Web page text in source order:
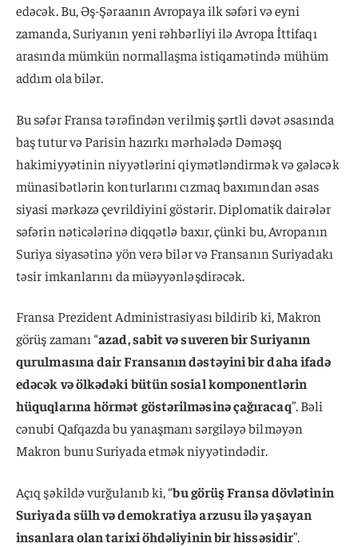
edəcək. Bu, Əş-Şəraanın Avropaya ilk səfəri və eyni
zamanda, Suriyanın yeni rəhbərliyi ilə Avropa İttifaqı
arasında mümkün normallaşma istiqamətində mühüm
addım ola bilər.
Bu səfər Fransa tərəfindən verilmiş şərtli dəvət əsasında
baş tutur və Parisin hazırkı mərhələdə Dəməşq
hakimiyyətinin niyyətlərini qiymətləndirmək və gələcək
münasibətlərin konturlarını cızmaq baxımından əsas
siyasi mərkəzə çevrildiyini göstərir. Diplomatik dairələr
səfərin nəticələrinə diqqətlə baxır, çünki bu, Avropanın
Suriya siyasətinə yön verə bilər və Fransanın Suriyadakı
təsir imkanlarını da müəyyənləşdirəcək.
Fransa Prezident Administrasiyası bildirib ki, Makron
görüş zamanı “azad, sabit və suveren bir Suriyanın
qurulmasına dair Fransanın dəstəyini bir daha ifadə
edəcək və ölkədəki bütün sosial komponentlərin
hüquqlarına hörmət göstərilməsinə çağıracaq”. Bəli
cənubi Qafqazda bu yanaşmanı sərgiləyə bilməyən
Makron bunu Suriyada etmək niyyətindədir.
Açıq şəkildə vurğulanıb ki, “bu görüş Fransa dövlətinin
Suriyada sülh və demokratiya arzusu ilə yaşayan
insanlara olan tarixi öhdəliyinin bir hissəsidir”.